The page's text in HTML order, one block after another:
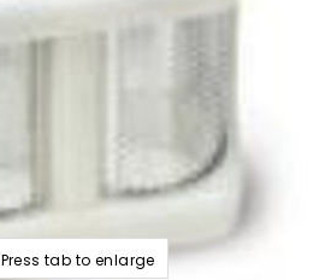
Press tab to enlarge